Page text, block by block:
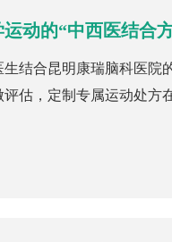
动的“中西医结合
结合昆明康瑞脑科医院
估，定制专属运动处方